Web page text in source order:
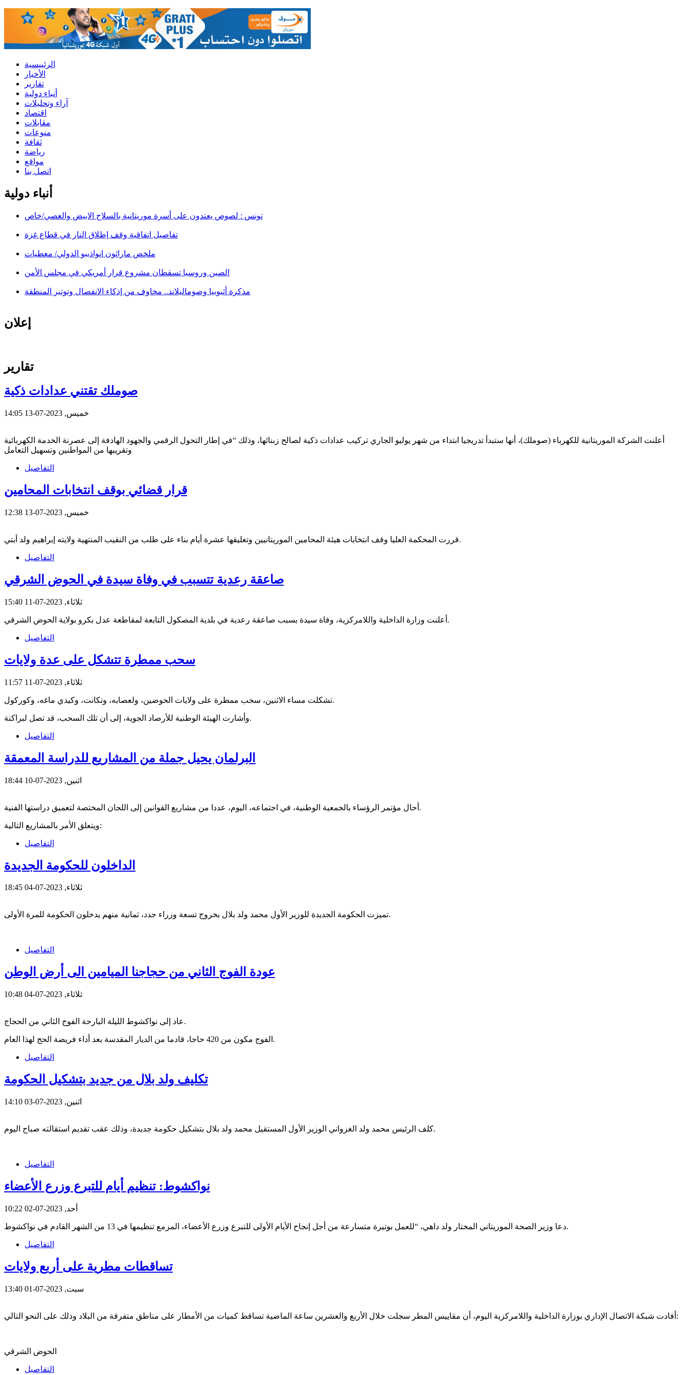
الرئييسية
الأخبار
تقارير
أنباء دولية
آراء وتحليلات
اقتصاد
مقابلات
منوعات
ثقافة
رياضة
مواقع
اتصل بنا
أنباء دولية
تونس : لصوص يعتدون على أسرة موريتانية بالسلاح الابيض والعصي/خاص
تفاصيل اتفاقية وقف إطلاق النار في قطاع غزة
ملخص ماراثون انواذيبو الدولي/ معطيات
الصين وروسيا تسقطان مشروع قرار أمريكي في مجلس الأمن
مذكرة أثيوبيا وصوماليلاند.. مخاوف من إذكاء الانفصال وتوتير المنطقة
إعلان
تقارير
صوملك تقتني عدادات ذكية
خميس, 2023-07-13 14:05
أعلنت الشركة الموريتانية للكهرباء (صوملك)، أنها ستبدأ تدريجيا ابتداء من شهر يوليو الجاري تركيب عدادات ذكية لصالح زبنائها، وذلك “في إطار التحول الرقمي والجهود الهادفة إلى عصرنة الخدمة الكهربائية
وتقريبها من المواطنين وتسهيل التعامل
التفاصيل
قرار قضائي بوقف انتخابات المحامين
خميس, 2023-07-13 12:38
قررت المحكمة العليا وقف انتخابات هيئة المحامين الموريتانيين وتعليقها عشرة أيام بناء على طلب من النقيب المنتهية ولايته إبراهيم ولد أبتي.
التفاصيل
صاعقة رعدية تتسبب في وفاة سيدة في الحوض الشرقي
ثلاثاء, 2023-07-11 15:40
أعلنت وزارة الداخلية واللامركزية، وفاة سيدة بسبب صاعقة رعدية في بلدية المصكول التابعة لمقاطعة عدل بكرو بولاية الحوض الشرقي.
التفاصيل
سحب ممطرة تتشكل على عدة ولايات
ثلاثاء, 2023-07-11 11:57
تشكلت مساء الاثنين، سحب ممطرة على ولايات الحوضين، ولعصابه، وتكانت، وكيدي ماغه، وكوركول.
وأشارت الهيئة الوطنية للأرصاد الجوية، إلى أن تلك السحب، قد تصل لبراكنة.
التفاصيل
البرلمان يحيل جملة من المشاريع للدراسة المعمقة
اثنين, 2023-07-10 18:44
أحال مؤتمر الرؤساء بالجمعية الوطنية، في اجتماعه، اليوم، عددا من مشاريع القوانين إلى اللجان المختصة لتعميق دراستها الفنية.
ويتعلق الأمر بالمشاريع التالية:
التفاصيل
الداخلون للحكومة الجديدة
ثلاثاء, 2023-07-04 18:45
تميزت الحكومة الجديدة للوزير الأول محمد ولد بلال بخروج تسعة وزراء جدد، ثمانية منهم يدخلون الحكومة للمرة الأولى.
التفاصيل
عودة الفوج الثاني من حجاجنا الميامين الى أرض الوطن
ثلاثاء, 2023-07-04 10:48
عاد إلى نواكشوط الليلة البارحة الفوج الثاني من الحجاج.
الفوج مكون من 420 حاجا، قادما من الديار المقدسة بعد أداء فريضة الحج لهذا العام.
التفاصيل
تكليف ولد بلال من جديد بتشكيل الحكومة
اثنين, 2023-07-03 14:10
كلف الرئيس محمد ولد الغزواني الوزير الأول المستقيل محمد ولد بلال بتشكيل حكومة جديدة، وذلك عقب تقديم استقالته صباح اليوم.
التفاصيل
نواكشوط: تنظيم أيام للتبرع وزرع الأعضاء
أحد, 2023-07-02 10:22
دعا وزير الصحة الموريتاني المختار ولد داهي، “للعمل بوتيرة متسارعة من أجل إنجاح الأيام الأولى للتبرع وزرع الأعضاء، المزمع تنظيمها في 13 من الشهر القادم في نواكشوط.
التفاصيل
تساقطات مطرية على أربع ولايات
سبت, 2023-07-01 13:40
أفادت شبكة الاتصال الإداري بوزارة الداخلية واللامركزية اليوم، أن مقاييس المطر سجلت خلال الأربع والعشرين ساعة الماضية تساقط كميات من الأمطار على مناطق متفرقة من البلاد وذلك على النحو التالي:
الحوض الشرقي
التفاصيل